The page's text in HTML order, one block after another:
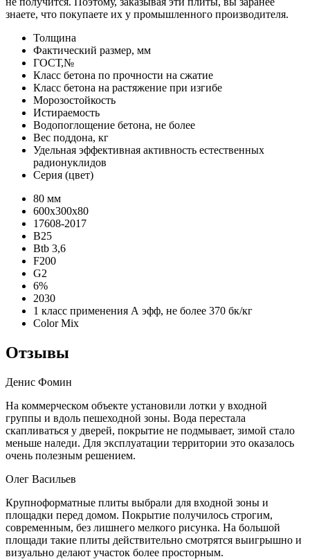
знаете, что покупаете их у промышленного производителя.
Толщина
Фактический размер, мм
ГОСТ,№
Класс бетона по прочности на сжатие
Класс бетона на растяжение при изгибе
Морозостойкость
Истираемость
Водопоглощение бетона, не более
Вес поддона, кг
Удельная эффективная активность естественных
радионуклидов
Серия (цвет)
80 мм
600х300х80
17608-2017
B25
Btb 3,6
F200
G2
6%
2030
1 класс применения А эфф, не более 370 бк/кг
Color Mix
Отзывы
Денис Фомин
На коммерческом объекте установили лотки у входной
группы и вдоль пешеходной зоны. Вода перестала
скапливаться у дверей, покрытие не подмывает, зимой стало
меньше наледи. Для эксплуатации территории это оказалось
очень полезным решением.
Олег Васильев
Крупноформатные плиты выбрали для входной зоны и
площадки перед домом. Покрытие получилось строгим,
современным, без лишнего мелкого рисунка. На большой
площади такие плиты действительно смотрятся выигрышно и
визуально делают участок более просторным.